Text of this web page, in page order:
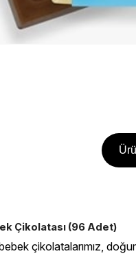
Çikolatası (96 Adet)
çikolatalarımız,